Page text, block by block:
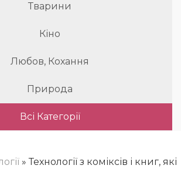
Тварини
Кіно
Любов, Кохання
Природа
Всі Категорії
» Технології з коміксів і книг, які